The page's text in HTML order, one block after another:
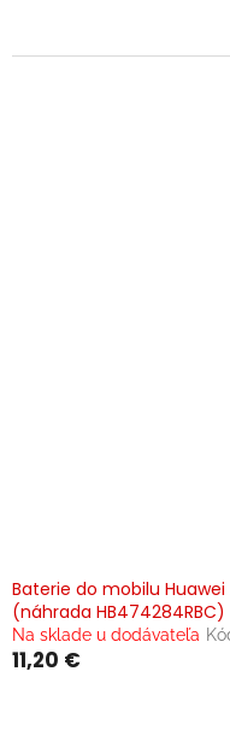
Baterie do mobilu
(náhrada HB474284RBC)
Na sklade u dodávateľa
11,20 €